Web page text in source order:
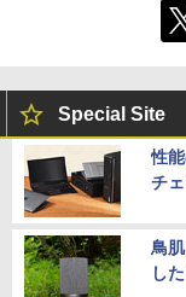
Special Site
性
チェ
鳥
した